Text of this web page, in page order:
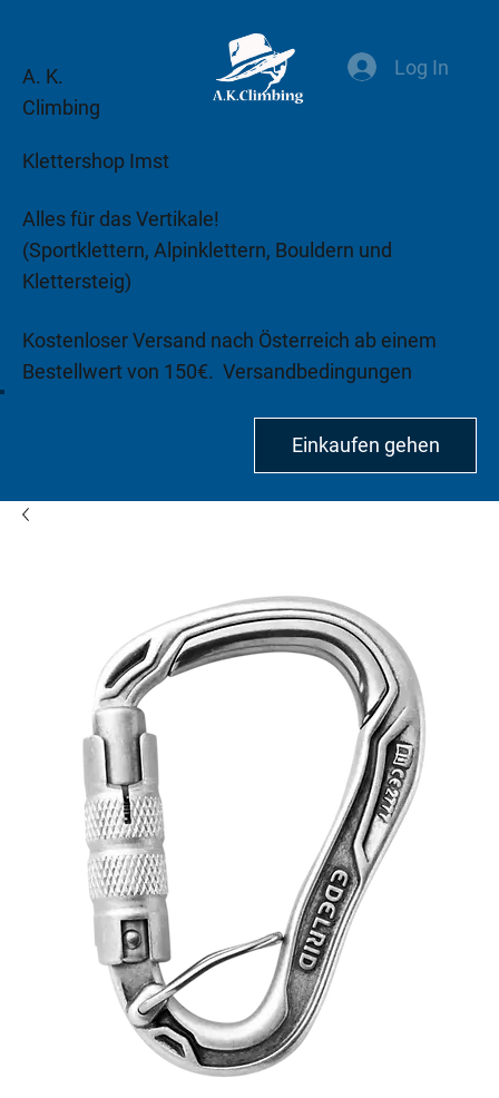
A. K.
Climbing
Klettershop Imst
Alles für das Vertikale!
(Sportklettern, Alpinklettern, Bouldern und
Klettersteig)
Kostenloser Versand nach Österreich ab einem
Bestellwert von 150€. Versandbedingungen
Log In
Einkaufen gehen